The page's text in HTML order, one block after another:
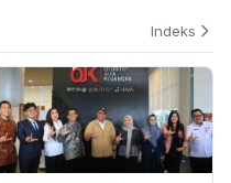
Indeks